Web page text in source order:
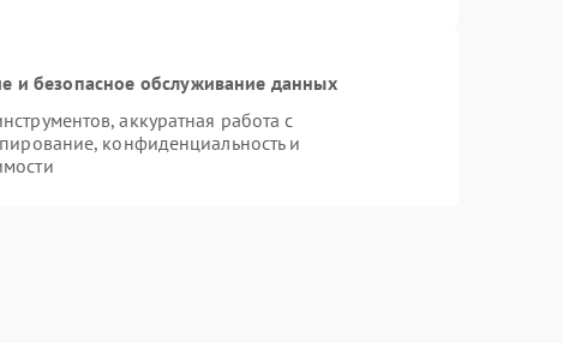
безопасное обслуживание данных
аккуратная работа с
конфиденциальность и